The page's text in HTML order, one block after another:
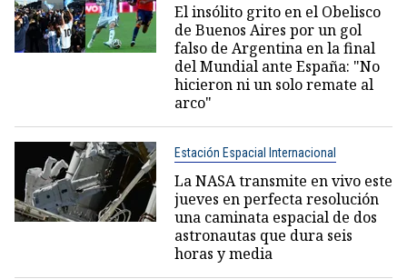
El insólito grito en el Obelisco
de Buenos Aires por un gol
falso de Argentina en la final
del Mundial ante España: "No
hicieron ni un solo remate al
arco"
Estación Espacial Internacional
La NASA transmite en vivo este
jueves en perfecta resolución
una caminata espacial de dos
astronautas que dura seis
horas y media